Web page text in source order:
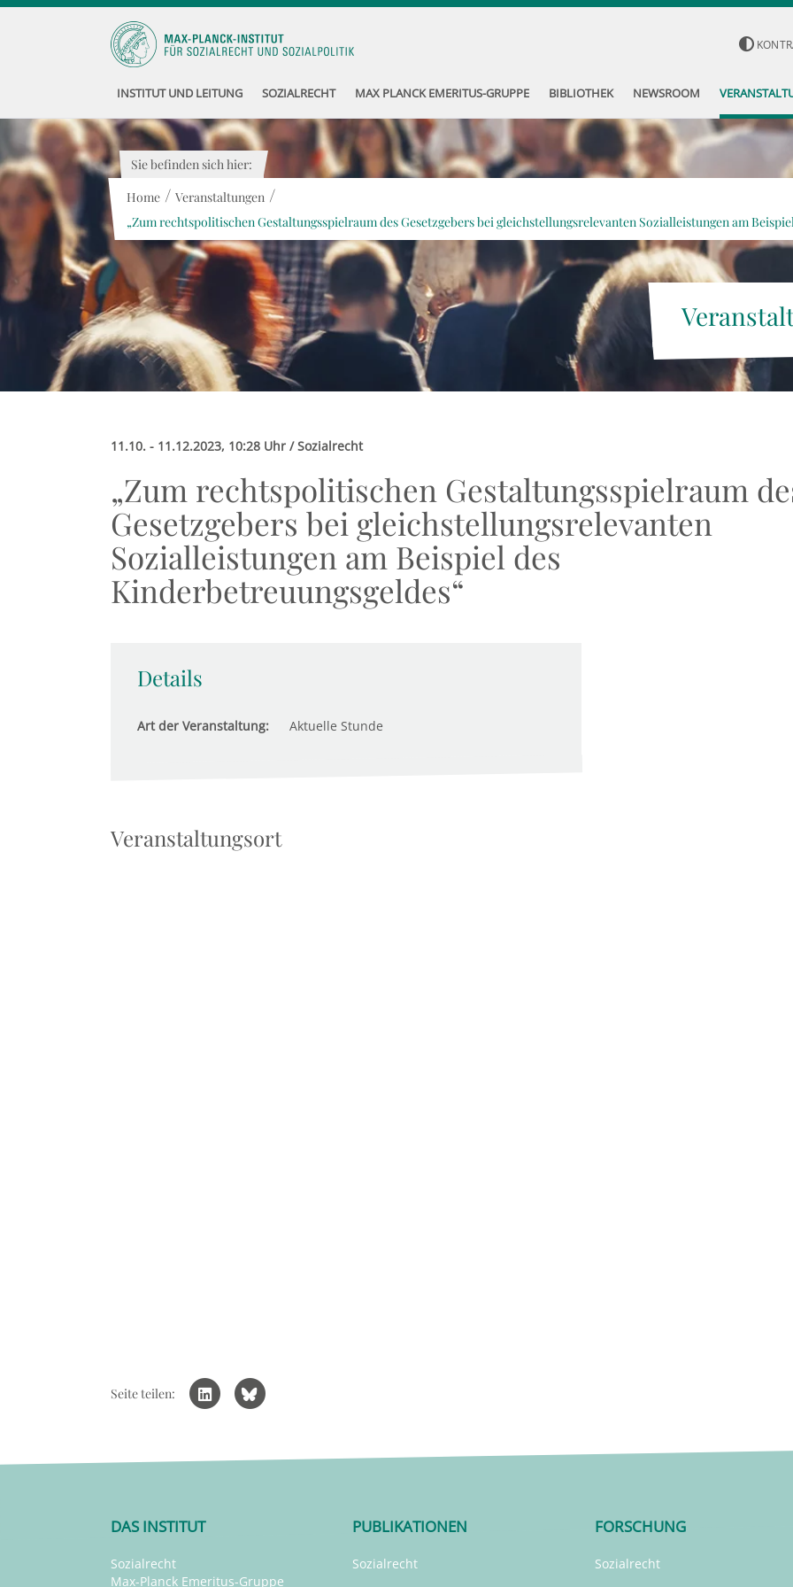
INSTITUT UND LEITUNG SOZIALRECHT MAX PLANCK EMERITUS-GRUPPE BIBLIOTHEK NEWSROOM
Sie befinden sich hier:
Home / Veranstaltungen /
„Zum rechtspolitischen Gestaltungsspielraum des Gesetzgebers bei gleichstellungsrelevanten Sozialleistungen am
11.10. - 11.12.2023, 10:28 Uhr / Sozialrecht
„Zum rechtspolitischen Gestaltungsspielraum
Gesetzgebers bei gleichstellungsrelevanten
Sozialleistungen am Beispiel des
Kinderbetreuungsgeldes“
Details
Art der Veranstaltung: Aktuelle Stunde
Veranstaltungsort
Seite teilen:
DAS INSTITUT
Sozialrecht
Max-Planck Emeritus-Gruppe
PUBLIKATIONEN
Sozialrecht
FORSCHUNG
Sozialrecht